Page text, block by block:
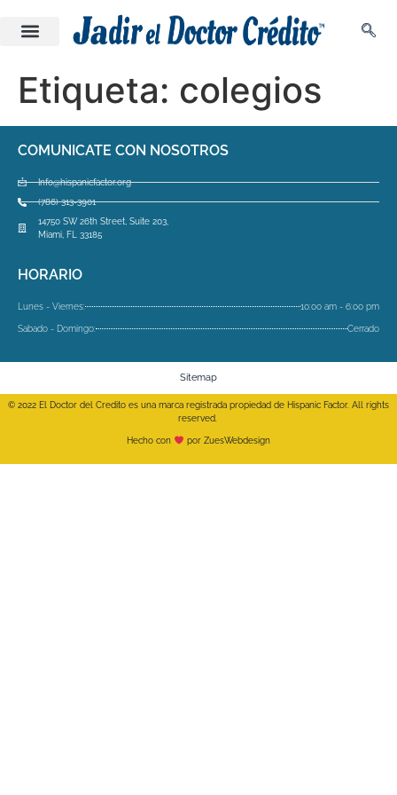
Etiqueta: colegios
COMUNICATE CON NOSOTROS
Info@hispanicfactor.org
(786) 313-3901
14750 SW 26th Street, Suite 203,
Miami, FL 33185
HORARIO
Lunes - Viernes: 10:00 am - 6:00 pm
Sabado - Domingo: Cerrado
Sitemap
© 2022 El Doctor del Credito es una marca registrada propiedad de Hispanic Factor. All rights
reserved.
Hecho con por ZuesWebdesign